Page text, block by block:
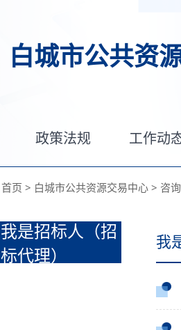
白城市公共资
政策法规 工作动
首页 > 白城市公共资源交易中心 > 咨
我是招标人（招
标代理）
我